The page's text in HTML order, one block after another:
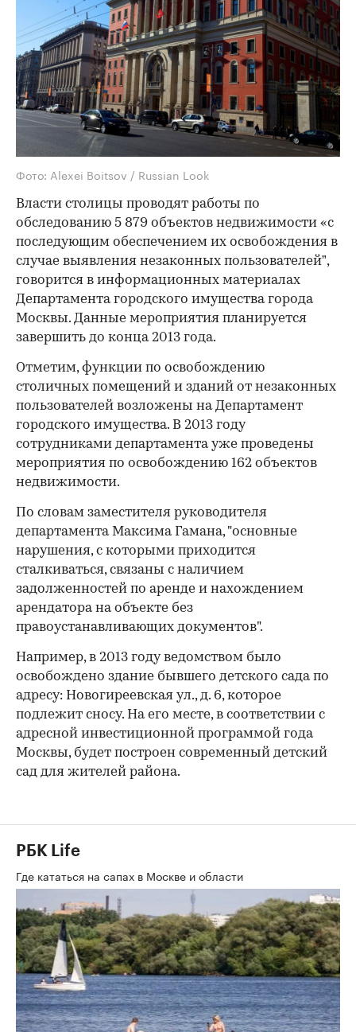
Фото: Alexei Boitsov / Russian Look
Власти столицы проводят работы по
обследованию 5 879 объектов недвижимости «с
последующим обеспечением их освобождения в
случае выявления незаконных пользователей”,
говорится в информационных материалах
Департамента городского имущества города
Москвы. Данные мероприятия планируется
завершить до конца 2013 года.
Отметим, функции по освобождению
столичных помещений и зданий от незаконных
пользователей возложены на Департамент
городского имущества. В 2013 году
сотрудниками департамента уже проведены
мероприятия по освобождению 162 объектов
недвижимости.
По словам заместителя руководителя
департамента Максима Гамана, "основные
нарушения, с которыми приходится
сталкиваться, связаны с наличием
задолженностей по аренде и нахождением
арендатора на объекте без
правоустанавливающих документов".
Например, в 2013 году ведомством было
освобождено здание бывшего детского сада по
адресу: Новогиреевская ул., д. 6, которое
подлежит сносу. На его месте, в соответствии с
адресной инвестиционной программой года
Москвы, будет построен современный детский
сад для жителей района.
РБК Life
Где кататься на сапах в Москве и области